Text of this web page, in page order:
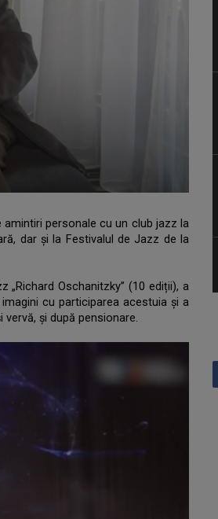
personale cu un club jazz la
dar și la Festivalul de Jazz de la
Oschanitzky” (10 ediții), a
cu participarea acestuia și a
și după pensionare.